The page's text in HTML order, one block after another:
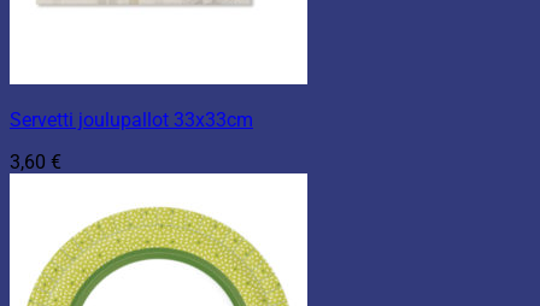
Servetti joulupallot 33x33cm
3,60 €